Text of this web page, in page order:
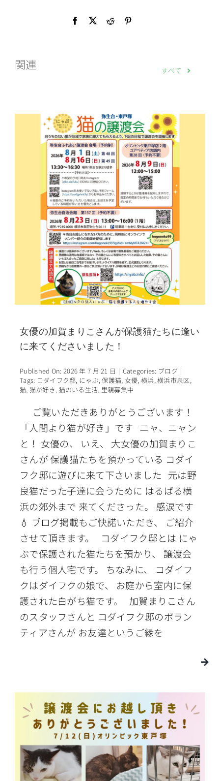
関連 すべて
女優の加賀まりこさんが保護猫たちに逢い
に来てくださいました！
Published On: 2026 年 7 月 21 日 | Categories: ブログ |
Tags: コダイフク邸, にゃぶ,保護猫, 女優,横浜,横浜市泉区,
猫, 猫が好き, 猫のいる生活, 里親募集中
ご覧いただきありがとうございます！
「人間より猫が好き」です ニャ、ニャン
と！ 女優の、 いえ、 大女優の加賀まりこ
さんが 保護猫たちを預かっている コダイ
フク邸に遊びに来て下さいました 元は野
良猫だった子達に会うために はるばる横
浜の郊外まで 来てくださった。 感涙です
💧 ブログ掲載もご快諾いただき、 ご紹介
させて頂きます。 コダイフク邸とは にゃ
ぶで保護された猫たちを預かり、 譲渡会
も行う個人宅です。 ちなみに、 コダイフ
クはダイフクの娘で、 お庭から室内に保
護された白がち猫です。 加賀まりこさん
のスタッフさんと コダイフク邸のボラン
ティアさんが お友達というご縁を